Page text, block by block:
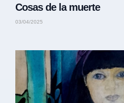
Cosas de la muerte
03/04/2025